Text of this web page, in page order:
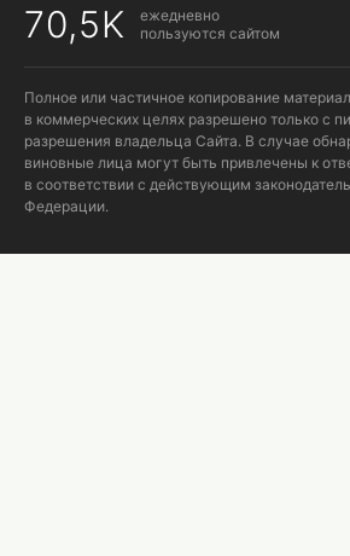
70,5K
ежедневно
пользуются сайтом
Полное или частичное копирование
в коммерческих целях разрешено только с
разрешения владельца Сайта. В случае
виновные лица могут быть привлечены к
в соответствии с действующим
Федерации.